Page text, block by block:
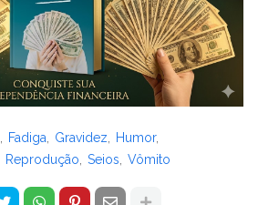
Fadiga Gravidez
Humor
Reprodução Seios Vômito